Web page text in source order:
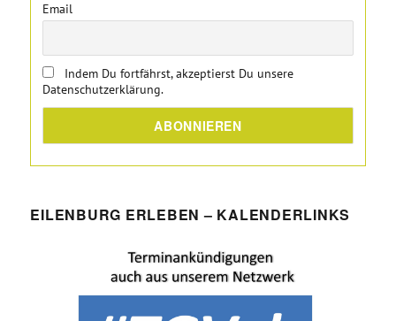
Email
Indem Du fortfährst, akzeptierst Du unsere
Datenschutzerklärung.
EILENBURG ERLEBEN – KALENDERLINKS